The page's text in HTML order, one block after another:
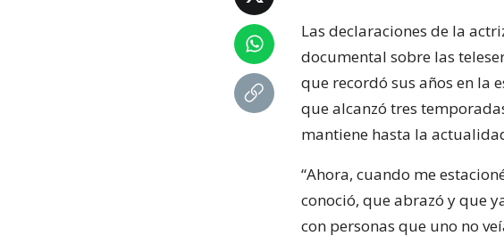
Las declaraciones de la
documental sobre las
que recordó sus años en la
que alcanzó tres
mantiene hasta la
“Ahora, cuando me
conoció, que abrazó y que
con personas que uno no